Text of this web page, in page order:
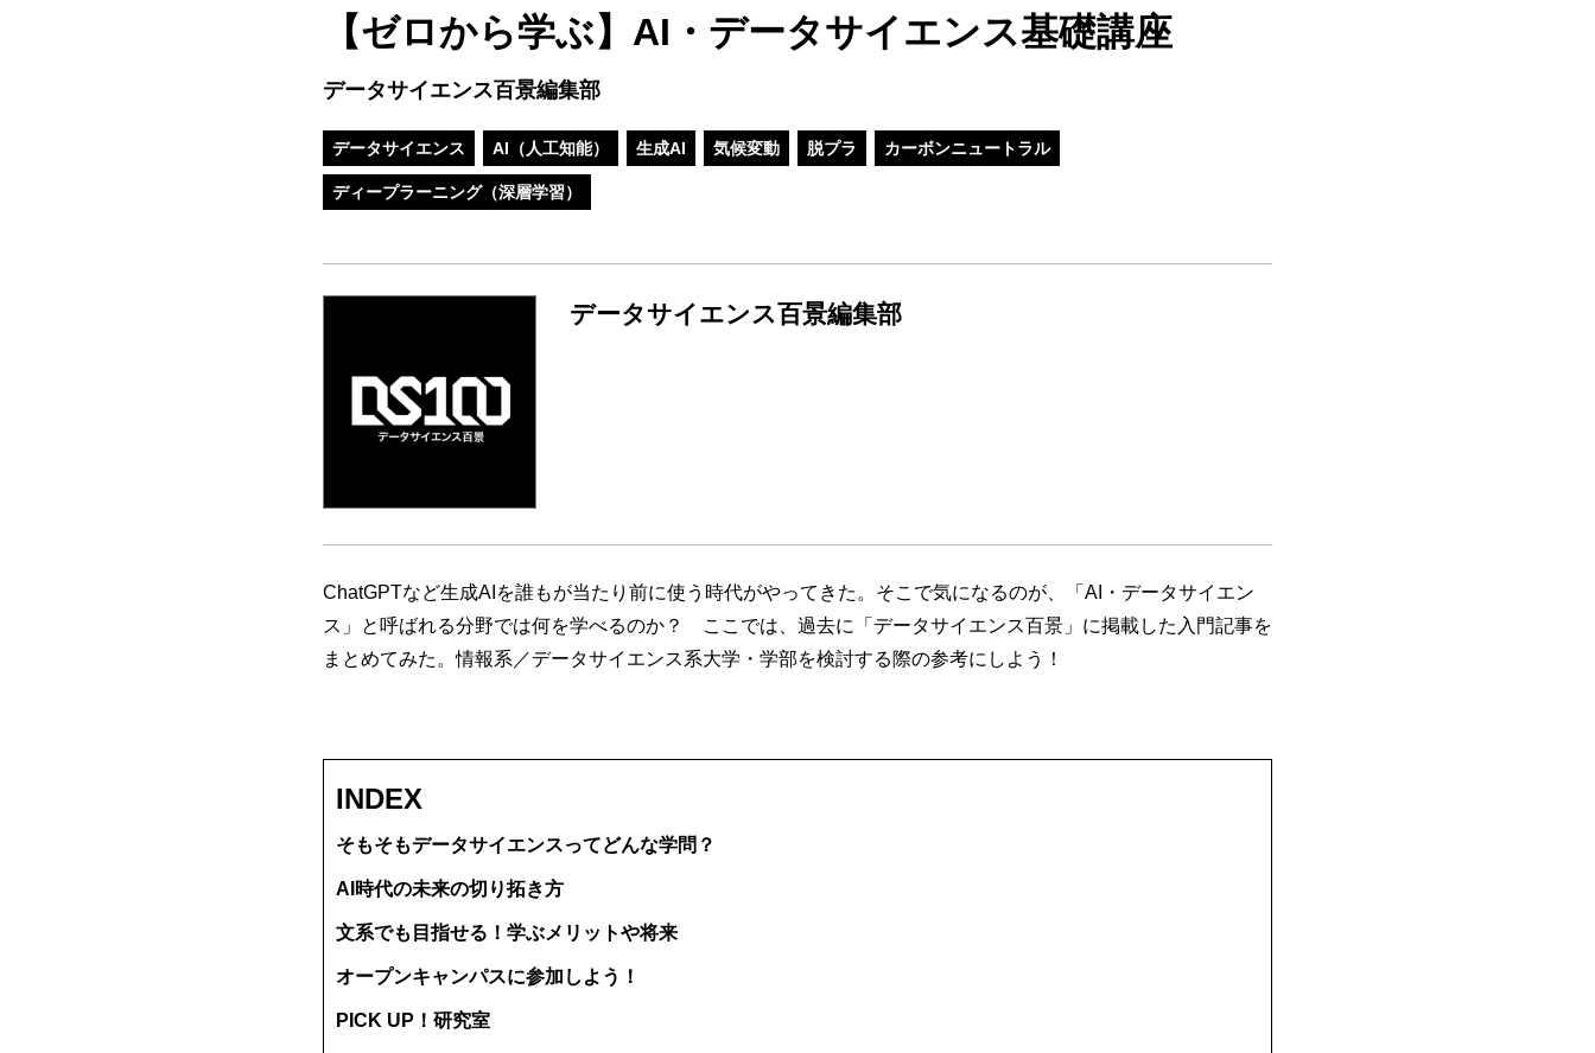
【ゼロから学ぶ】AI・データサイエンス基礎講座
データサイエンス百景編集部
データサイエンス AI（人工知能） 生成AI 気候変動 脱プラ カーボンニュートラル
ディープラーニング（深層学習）
データサイエンス百景編集部
ChatGPTなど生成AIを誰もが当たり前に使う時代がやってきた。そこで気になるのが、「AI・データサイエン
ス」と呼ばれる分野では何を学べるのか？ ここでは、過去に「データサイエンス百景」に掲載した入門記事を
まとめてみた。情報系／データサイエンス系大学・学部を検討する際の参考にしよう！
INDEX
そもそもデータサイエンスってどんな学問？
AI時代の未来の切り拓き方
文系でも目指せる！学ぶメリットや将来
オープンキャンパスに参加しよう！
PICK UP！研究室